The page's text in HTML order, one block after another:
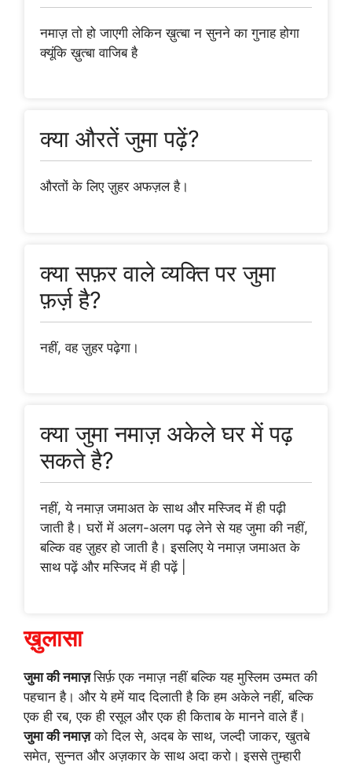
नमाज़ तो हो जाएगी लेकिन ख़ुत्बा न सुनने का गुनाह होगा
क्यूंकि ख़ुत्बा वाजिब है
क्या औरतें जुमा पढ़ें?
औरतों के लिए ज़ुहर अफज़ल है।
क्या सफ़र वाले व्यक्ति पर जुमा
फ़र्ज़ है?
नहीं, वह ज़ुहर पढ़ेगा।
क्या जुमा नमाज़ अकेले घर में पढ़
सकते है?
नहीं, ये नमाज़ जमाअत के साथ और मस्जिद में ही पढ़ी
जाती है। घरों में अलग-अलग पढ़ लेने से यह जुमा की नहीं,
बल्कि वह ज़ुहर हो जाती है। इसलिए ये नमाज़ जमाअत के
साथ पढ़ें और मस्जिद में ही पढ़ें |
ख़ुलासा
जुमा की नमाज़सिर्फ़ एक नमाज़ नहीं बल्कि यह मुस्लिम उम्मत की
पहचान है। और ये हमें याद दिलाती है कि हम अकेले नहीं, बल्कि
एक ही रब, एक ही रसूल और एक ही किताब के मानने वाले हैं।
जुमा की नमाज़को दिल से, अदब के साथ, जल्दी जाकर, खुतबे
समेत, सुन्नत और अज़कार के साथ अदा करो। इससे तुम्हारी